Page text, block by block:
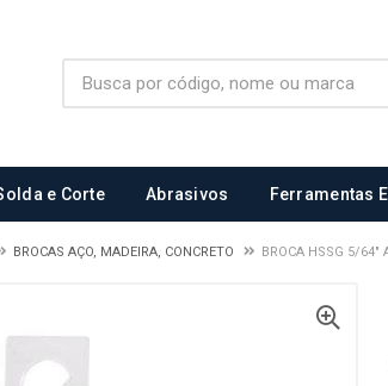
e Corte Abrasivos Ferramentas
BROCAS AÇO, MADEIRA, CONCRETO BROCA HSSG 5/64"